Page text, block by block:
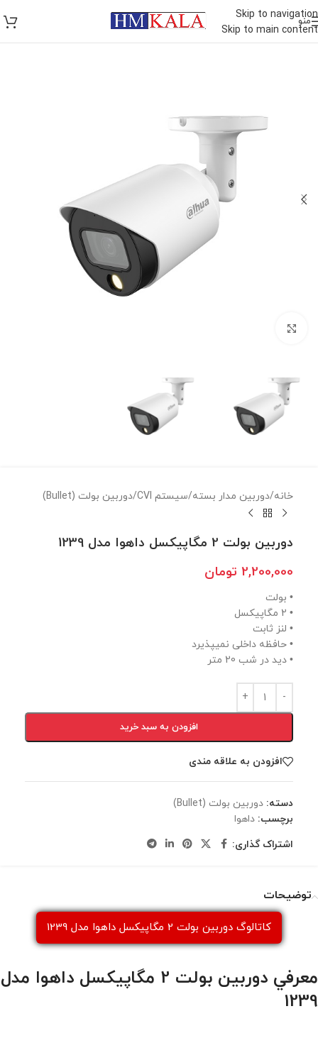
Skip to navigation
Skip to main content
منو
خانه/دوربين مدار بسته/سيستم CVI /دوربين بولت (Bullet)
دوربین بولت 2 مگاپیکسل داهوا مدل 1239
2,200,000 تومان
• بولت
• 2 مگاپیکسل
• لنز ثابت
• حافظه داخلی نمیپذیرد
• دید در شب 20 متر
افزودن به سبد خرید
افزودن به علاقه مندی
دسته: دوربين بولت (Bullet)
برچسب: داهوا
اشتراک گذاری:
توضیحات
كاتالوگ دوربین بولت 2 مگاپیکسل داهوا مدل 1239
معرفي دوربین بولت 2 مگاپیکسل داهوا مدل
1239